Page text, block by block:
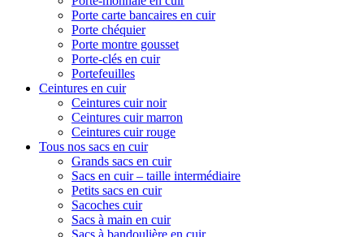
Porte carte bancaires en cuir
Porte chéquier
Porte montre gousset
Porte-clés en cuir
Portefeuilles
Ceintures en cuir
Ceintures cuir noir
Ceintures cuir marron
Ceintures cuir rouge
Tous nos sacs en cuir
Grands sacs en cuir
Sacs en cuir – taille intermédiaire
Petits sacs en cuir
Sacoches cuir
Sacs à main en cuir
Sacs à bandoulière en cuir